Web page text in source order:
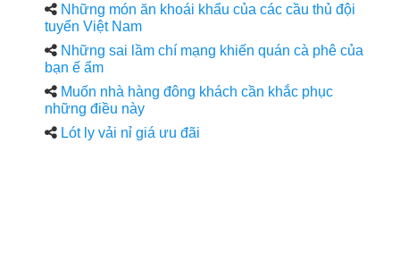
Những món ăn khoái khẩu của các cầu thủ đội
tuyển Việt Nam
Những sai lầm chí mạng khiến quán cà phê của
bạn ế ẩm
Muốn nhà hàng đông khách cần khắc phục
những điều này
Lót ly vải nỉ giá ưu đãi